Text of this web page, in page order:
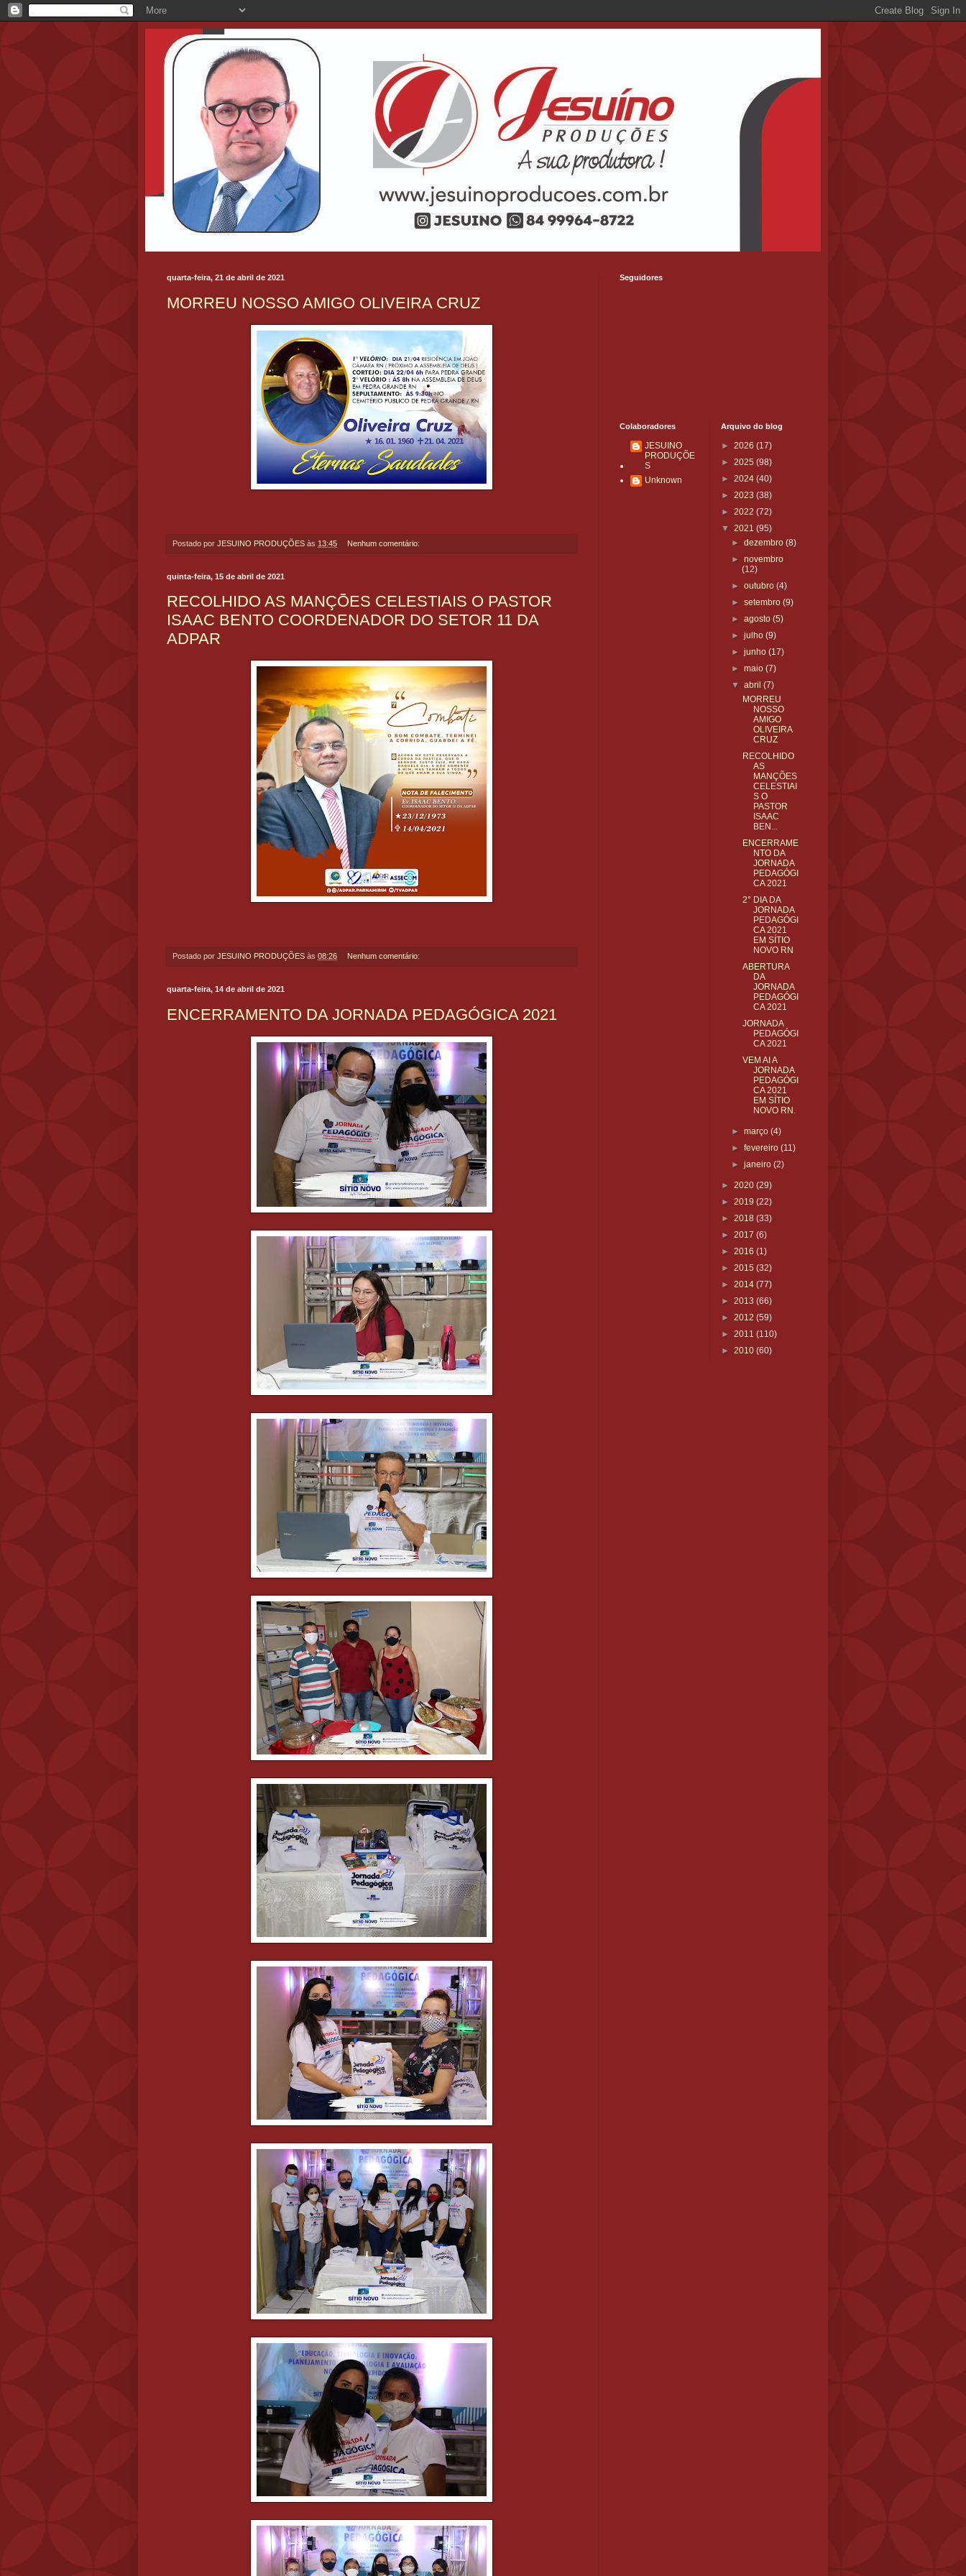
quarta-feira, 21 de abril de 2021
MORREU NOSSO AMIGO OLIVEIRA CRUZ
Postado por JESUINO PRODUÇÕES às 13:45 Nenhum comentário:
quinta-feira, 15 de abril de 2021
RECOLHIDO AS MANÇÕES CELESTIAIS O PASTOR
ISAAC BENTO COORDENADOR DO SETOR 11 DA
ADPAR
Postado por JESUINO PRODUÇÕES às 08:26 Nenhum comentário:
quarta-feira, 14 de abril de 2021
ENCERRAMENTO DA JORNADA PEDAGÓGICA 2021
Seguidores
Colaboradores
JESUINO
PRODUÇÕE
S
Unknown
Arquivo do blog
► 2026 (17)
► 2025 (98)
► 2024 (40)
► 2023 (38)
► 2022 (72)
▼ 2021 (95)
►dezembro(8)
►novembro
(12)
►outubro(4)
►setembro(9)
►agosto(5)
►julho(9)
►junho(17)
►maio(7)
▼abril(7)
MORREU
NOSSO
AMIGO
OLIVEIRA
CRUZ
RECOLHIDO
AS
MANÇÕES
CELESTIAI
S O
PASTOR
ISAAC
BEN...
ENCERRAME
NTO DA
JORNADA
PEDAGÓGI
CA 2021
2° DIA DA
JORNADA
PEDAGÓGI
CA 2021
EM SÍTIO
NOVO RN
ABERTURA
DA
JORNADA
PEDAGÓGI
CA 2021
JORNADA
PEDAGÓGI
CA 2021
VEM AI A
JORNADA
PEDAGÓGI
CA 2021
EM SÍTIO
NOVO RN.
►março(4)
►fevereiro(11)
►janeiro(2)
► 2020 (29)
► 2019 (22)
► 2018 (33)
► 2017 (6)
► 2016 (1)
► 2015 (32)
► 2014 (77)
► 2013 (66)
► 2012 (59)
► 2011 (110)
► 2010 (60)